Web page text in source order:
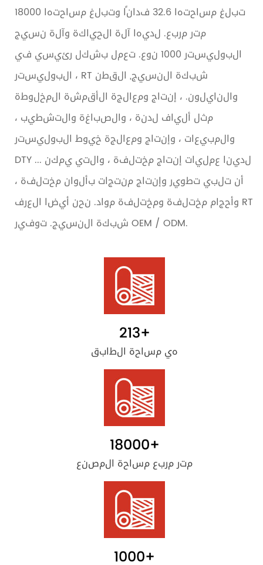
تبلغ مساحتها 32.6 فدانًا وتبلغ مساحتها 18000
متر مربع. لديها آلة الحياكة وآلة نسيج
البوليستر 1000 نوع. تعمل بشكل رئيسي في
البوليستر ، RT شبكة النسيج, القطن
والنايلون. ، إنتاج ومعالجة الأقمشة المخلوطة
مثل ألياف لدنة ، والصباغة والتشطيب ،
والمبيعات ، وإنتاج ومعالجة خيوط البوليستر
DTY ... لدينا عمليات إنتاج مختلفة ، والتي يمكن
أن تلبي تطوير وإنتاج منتجات بألوان مختلفة ،
وأحجام مختلفة ومختلفة مواد. نحن أيضا العرف RT
شبكة النسيج. توفير OEM / ODM.
213+
هي مساحة الطابق
18000+
متر مربع مساحة المصنع
1000+